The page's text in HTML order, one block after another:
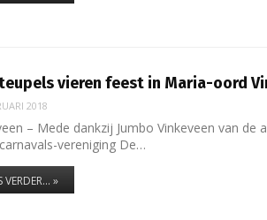
vieren feest in Maria-oord
2018
– Mede dankzij Jumbo Vinkeveen van de
vereniging De…
VERDER... »